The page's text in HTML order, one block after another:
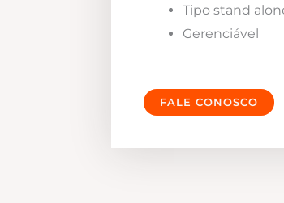
Tipo stand
Gerenciável
FALE CONOSCO